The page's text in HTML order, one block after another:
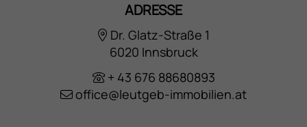
ADRESSE
Dr. Glatz-Straße 1
6020 Innsbruck
+ 43 676 88680893
office@leutgeb-immobilien.at